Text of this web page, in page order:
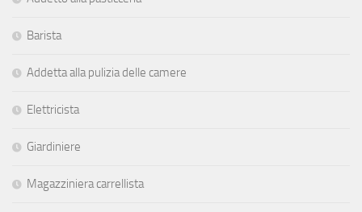
Barista
Addetta alla pulizia delle camere
Elettricista
Giardiniere
Magazziniera carrellista